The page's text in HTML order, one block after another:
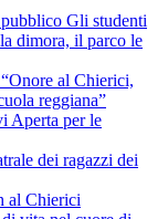
Gli studenti
dimora, il parco le
al Chierici,
reggiana”
Aperta per le
dei ragazzi dei
al Chierici